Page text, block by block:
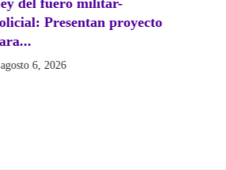
del fuero militar-
Presentan proyecto
agosto 6, 2026